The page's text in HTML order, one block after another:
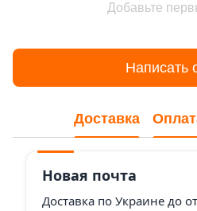
Добавьте
Написать
Доставка
Новая почта
Доставка по Украине до